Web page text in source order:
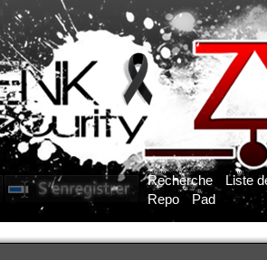
Recherche
Liste
Repo
Pad